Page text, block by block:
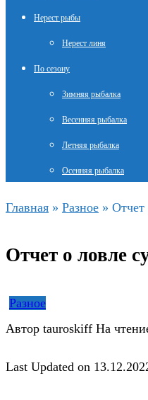
Нерест рыбы
Нерест линя
По сезону
Зимняя рыбалка
Весенняя рыбалка
Летняя рыбалка
Осенняя рыбалка
Главная » Разное » Отчет
Отчет о ловле
Разное
Автор tauroskiff На
Last Updated on